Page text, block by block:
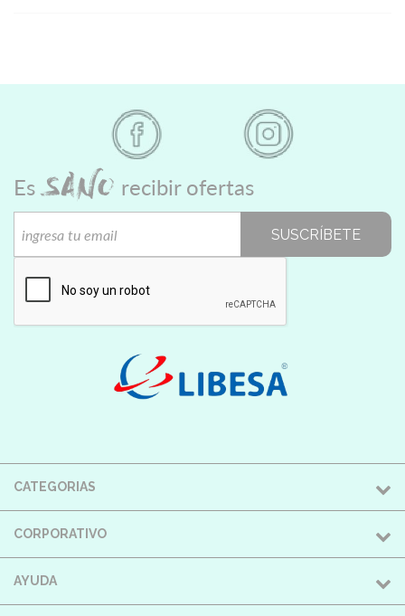
Es SANO recibir ofertas
SUSCRÍBETE
CATEGORIAS
CORPORATIVO
AYUDA